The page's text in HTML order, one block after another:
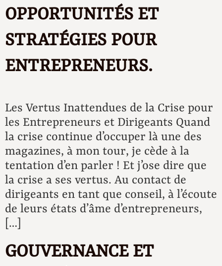
OPPORTUNITÉS ET
STRATÉGIES POUR
ENTREPRENEURS.
Les Vertus Inattendues de la Crise pour
les Entrepreneurs et Dirigeants Quand
la crise continue d’occuper là une des
magazines, à mon tour, je cède à la
tentation d’en parler ! Et j’ose dire que
la crise a ses vertus. Au contact de
dirigeants en tant que conseil, à l’écoute
de leurs états d’âme d’entrepreneurs,
[…]
GOUVERNANCE ET